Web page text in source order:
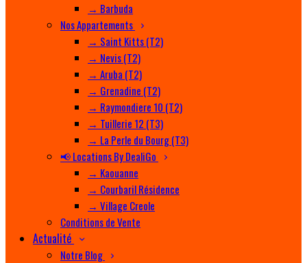
→ Barbuda
Nos Appartements
→ Saint Kitts (T2)
→ Nevis (T2)
→ Aruba (T2)
→ Grenadine (T2)
→ Raymondiere 10 (T2)
→ Tuillerie 12 (T3)
→ La Perle du Bourg (T3)
📢 Locations By DealiGo
→ Kaouanne
→ Courbaril Résidence
→ Village Creole
Conditions de Vente
Actualité
Notre Blog